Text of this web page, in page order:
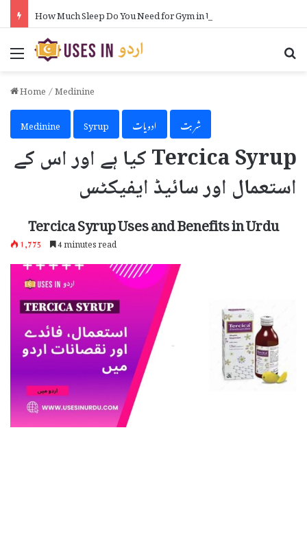
How Much Sleep Do You Need for Gym in Urdu
Menu
Home/Medinine
Medinine
Syrup ادویات شربت
Tercica Syrup کیا ہے اور اس کے
استعمال اور سائیڈ ایفیکٹس
Tercica Syrup Uses and Benefits in Urdu
1,776 4 minutes read